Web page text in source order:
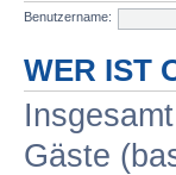
Benutzername:
WER IST
Gäste